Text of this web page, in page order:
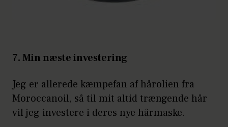
7. Min næste investering
Jeg er allerede kæmpefan af hårolien fra
Moroccanoil, så til mit altid trængende hår
vil jeg investere i deres nye hårmaske.